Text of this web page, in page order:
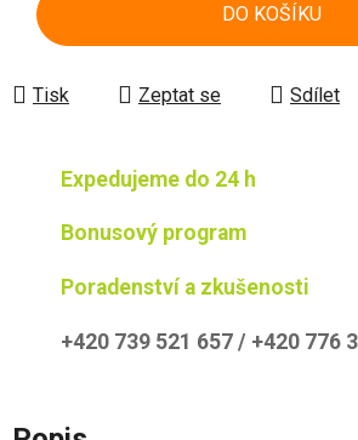
DO KOŠÍKU
Tisk Zeptat se Sdílet
Expedujeme do 24 h
Bonusový program
Poradenství a zkušenosti
+420 739 521 657 / +420 776